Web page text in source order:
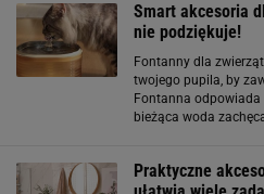
Smart akcesoria
nie podziękuje!
Fontanny dla
twojego pupila, by
Fontanna
bieżąca woda
Praktyczne